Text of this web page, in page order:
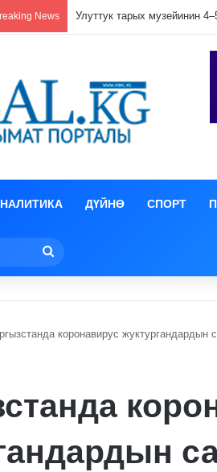
News Кулпунай эзилип даамын
ДҮЙНӨ СПОРТ
коронавирус жуктургандардын